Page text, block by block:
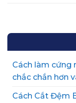
Cách làm cứng
chắc chắn hơn
Cách Cắt Đệm